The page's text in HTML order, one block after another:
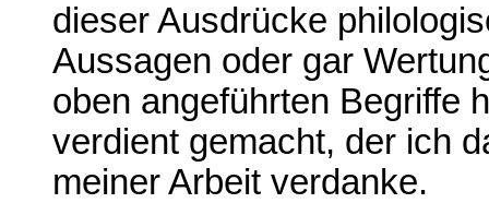
dieser Ausdrücke
Aussagen oder gar
oben angeführten Begriffe
verdient gemacht, der ich
meiner Arbeit verdanke.